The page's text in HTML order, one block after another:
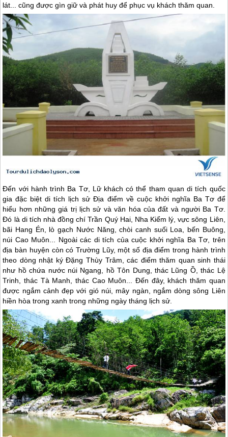
lát... cũng được gìn giữ và phát huy để phục vụ khách thăm quan.
Đến với hành trình Ba Tơ, Lữ khách có thể tham quan di tích quốc
gia đặc biệt di tích lịch sử Địa điểm về cuộc khởi nghĩa Ba Tơ để
hiểu hơn những giá trị lịch sử và văn hóa của đất và người Ba Tơ.
Đó là di tích nhà đồng chí Trần Quý Hai, Nha Kiểm lý, vực sông Liên,
bãi Hang Én, lò gạch Nước Năng, chòi canh suối Loa, bến Buông,
núi Cao Muôn... Ngoài các di tích của cuộc khởi nghĩa Ba Tơ, trên
địa bàn huyện còn có Trường Lũy, một số địa điểm trong hành trình
theo dòng nhật ký Đặng Thùy Trâm, các điểm thăm quan sinh thái
như hồ chứa nước núi Ngang, hồ Tôn Dung, thác Lũng Ồ, thác Lệ
Trinh, thác Tà Manh, thác Cao Muôn... Đến đây, khách thăm quan
được ngắm cảnh đẹp với gió núi, mây ngàn, ngắm dòng sông Liên
hiền hòa trong xanh trong những ngày tháng lịch sử.